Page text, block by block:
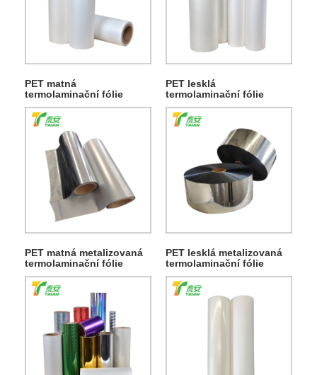
PET matná
termolaminační fólie
PET lesklá
termolaminační fólie
PET matná metalizovaná
termolaminační fólie
PET lesklá metalizovaná
termolaminační fólie